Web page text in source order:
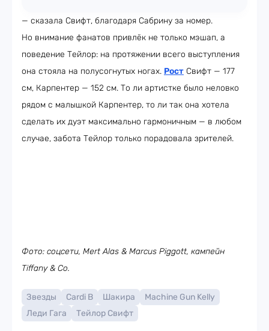
— сказала Свифт, благодаря Сабрину за номер.
Но внимание фанатов привлёк не только мэшап, а
поведение Тейлор: на протяжении всего выступления
она стояла на полусогнутых ногах. Рост Свифт — 177
см, Карпентер — 152 см. То ли артистке было неловко
рядом с малышкой Карпентер, то ли так она хотела
сделать их дуэт максимально гармоничным — в любом
случае, забота Тейлор только порадовала зрителей.
Фото: соцсети, Mert Alas & Marcus Piggott, кампейн
Tiffany & Co.
Звезды Cardi B Шакира
Machine Gun Kelly
Леди Гага
Тейлор Свифт